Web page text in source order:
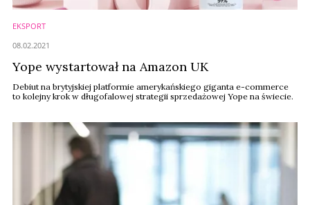
EKSPORT
Yope wystartował na Amazon UK
Debiut na brytyjskiej platformie amerykańskiego giganta e-commerce
to kolejny krok w długofalowej strategii sprzedażowej Yope na świecie.
08.02.2021